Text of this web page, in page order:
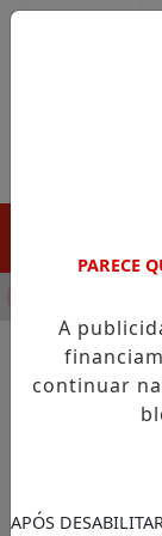
DESTAQUE
NOTÍCIAS/
José
PARECE
A
continuar
APÓS